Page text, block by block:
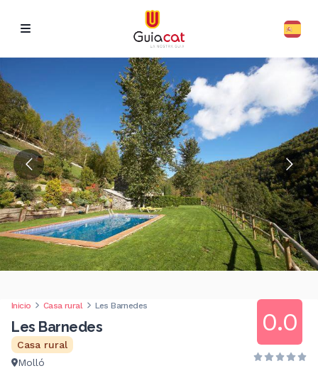
Inicio Casa rural Les Barnedes
Les Barnedes
Casa rural
Molló
0.0